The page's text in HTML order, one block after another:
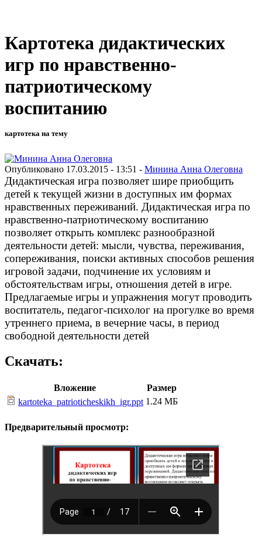
Картотека дидактических
игр по нравственно-
патриотическому
воспитанию
картотека на тему
Опубликовано 17.03.2015 - 13:51 - Минина Анна Олеговна
Дидактическая игра позволяет шире приобщить
детей к текущей жизни в доступных им формах
нравственных переживаний. Дидактическая игра по
нравственно-патриотическому воспитанию
позволяет открыть комплекс разнообразной
деятельности детей: мысли, чувства, переживания,
сопереживания, поиски активных способов решения
игровой задачи, подчинение их условиям и
обстоятельствам игры, отношения детей в игре.
Предлагаемые игры и упражнения могут проводить
воспитатель, педагог-психолог на прогулке во время
утреннего приема, в вечерние часы, в период
свободной деятельности детей
Скачать:
Вложение
Размер
kartoteka_patrioticheskikh_igr.ppt 1.24 МБ
Предварительный просмотр: